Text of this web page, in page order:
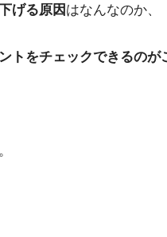
げる原因はなんなのか、
トをチェックできるのが